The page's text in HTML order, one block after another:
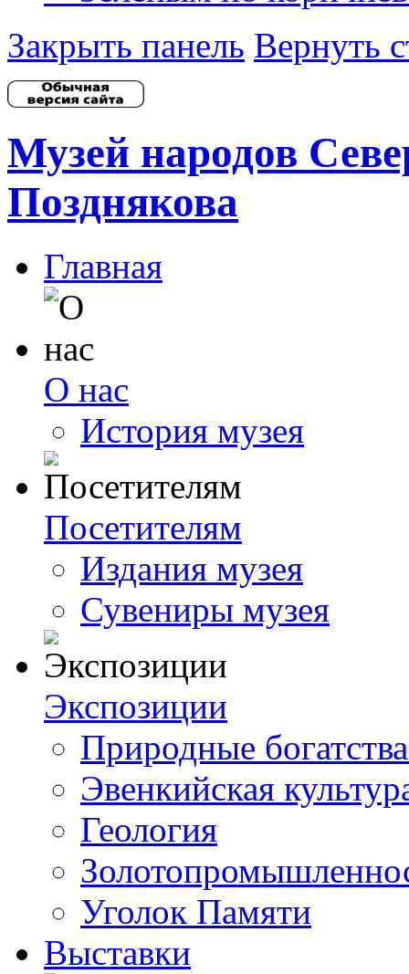
Закрыть панель Вернуть
Музей народов
Позднякова
Главная
О нас
История музея
Посетителям
Издания музея
Сувениры музея
Экспозиции
Природные
Эвенкийская
Геология
Уголок Памяти
Выставки